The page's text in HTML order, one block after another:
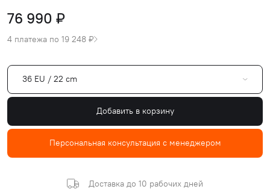
76 990 ₽
4 платежа по 19 248 ₽
36 EU / 22 cm
Добавить в корзину
Персональная консультация с менеджером
Доставка до 10 рабочих дней